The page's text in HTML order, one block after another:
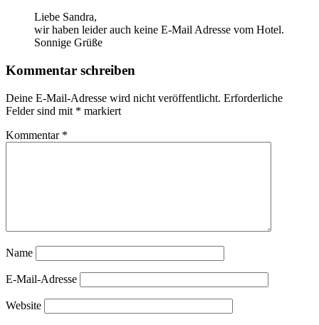
Liebe Sandra,
wir haben leider auch keine E-Mail Adresse vom Hotel.
Sonnige Grüße
Kommentar schreiben
Deine E-Mail-Adresse wird nicht veröffentlicht. Erforderliche
Felder sind mit * markiert
Kommentar *
Name
E-Mail-Adresse
Website